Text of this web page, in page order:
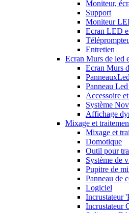
Moniteur,
Support
Moniteur
Ecran LED
Entretien
Ecran Murs de led
Ecran Murs
Panneau Led
Accessoire
Système
Affichage
Mixage et
Mixage et
Domotique
Outil pour
Système de
Pupitre de
Panneau de
Logiciel
Incrustateur
Incrustateur